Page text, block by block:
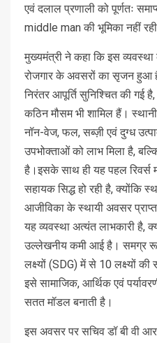
एवं दलाल प्रणाली को पूर्णतः
middle man की भूमिका नहीं
मुख्यमंत्री ने कहा कि इस व्यवस्था
रोजगार के अवसरों का सृजन हुआ है
निरंतर आपूर्ति सुनिश्चित की गई
कठिन मौसम भी शामिल हैं।
नॉन-वेज, फल, सब्ज़ी एवं दुग्ध
उपभोक्ताओं को लाभ मिला है,
है।इसके साथ ही यह पहल रिवर्स
सहायक सिद्ध हो रही है, क्योंकि
आजीविका के स्थायी अवसर प्राप्त
यह व्यवस्था अत्यंत लाभकारी है,
उल्लेखनीय कमी आई है। समग्र
लक्ष्यों (SDG) में से 10 लक्ष्यों की
इसे सामाजिक, आर्थिक एवं
सतत मॉडल बनाती है।
इस अवसर पर सचिव डॉ बी वी